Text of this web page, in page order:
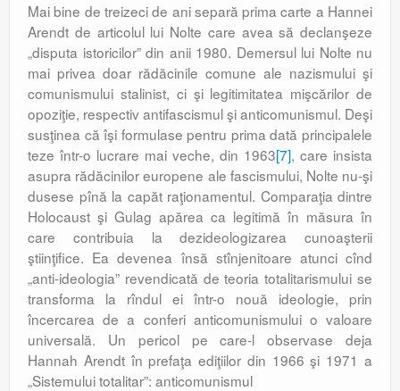
Mai bine de treizeci de ani separă prima carte a Hannei
Arendt de articolul lui Nolte care avea să declanşeze
„disputa istoricilor” din anii 1980. Demersul lui Nolte nu
mai privea doar rădăcinile comune ale nazismului şi
comunismului stalinist, ci şi legitimitatea mişcărilor de
opoziţie, respectiv antifascismul şi anticomunismul. Deşi
susţinea că îşi formulase pentru prima dată principalele
teze într-o lucrare mai veche, din 1963[7], care insista
asupra rădăcinilor europene ale fascismului, Nolte nu-şi
dusese pînă la capăt raţionamentul. Comparaţia dintre
Holocaust şi Gulag apărea ca legitimă în măsura în
care contribuia la dezideologizarea cunoaşterii
ştiinţifice. Ea devenea însă stînjenitoare atunci cînd
„anti-ideologia” revendicată de teoria totalitarismului se
transforma la rîndul ei într-o nouă ideologie, prin
încercarea de a conferi anticomunismului o valoare
universală. Un pericol pe care-l observase deja
Hannah Arendt în prefaţa ediţiilor din 1966 şi 1971 a
„Sistemului totalitar”: anticomunismul